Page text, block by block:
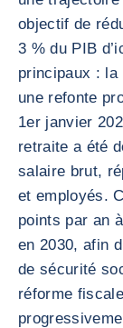
objectif de
3 % du PIB
principaux :
une refonte
1er janvier
retraite a été
salaire brut,
et employés.
points par an
en 2030, afin
de sécurité
réforme